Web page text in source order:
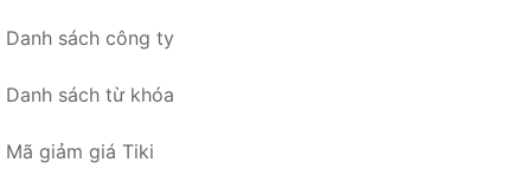
Danh sách công ty
Danh sách từ khóa
Mã giảm giá Tiki